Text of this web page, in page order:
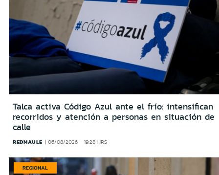
Talca activa Código Azul ante el frío: intensifican
recorridos y atención a personas en situación de
calle
REDMAULE 06/08/2026 - 19:28 HRS
REGIONAL